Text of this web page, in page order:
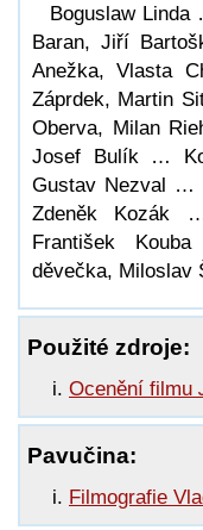
Boguslaw
Baran, Jiří
Anežka, Vlasta
Záprdek, Martin
Oberva, Milan
Josef Bulík …
Gustav Nezval …
Zdeněk Kozák
František
děvečka, Miloslav
Použité zdroje:
Ocenění filmu
Pavučina:
Filmografie